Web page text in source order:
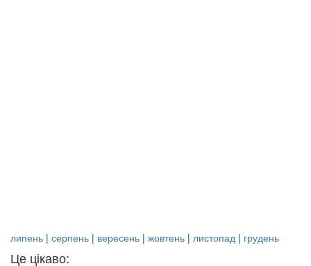
липень | серпень | вересень | жовтень | листопад | грудень
Це цікаво: